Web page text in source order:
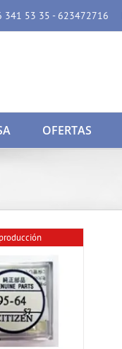
341 53 35 - 623472716
OFERTAS